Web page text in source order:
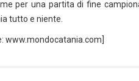
per una partita di fine
tutto e niente.
www.mondocatania.com]